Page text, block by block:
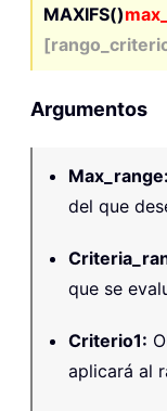
MAXIFS()
Argumentos
Max_range:
del que
que se
Criterio1:
aplicará al